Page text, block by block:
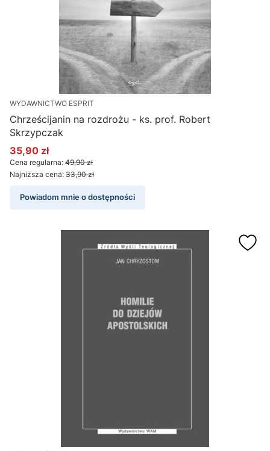
WYDAWNICTWO ESPRIT
Chrześcijanin na rozdrożu - ks. prof. Robert
Skrzypczak
Cena promocyjna
35,90 zł
Cena regularna: 49,90 zł
Najniższa cena: 33,90 zł
Powiadom mnie o dostępności